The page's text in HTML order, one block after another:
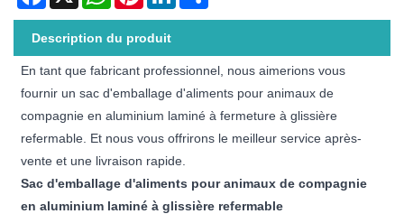
Description du produit
En tant que fabricant professionnel, nous aimerions vous
fournir un sac d'emballage d'aliments pour animaux de
compagnie en aluminium laminé à fermeture à glissière
refermable. Et nous vous offrirons le meilleur service après-
vente et une livraison rapide.
Sac d'emballage d'aliments pour animaux de compagnie
en aluminium laminé à glissière refermable